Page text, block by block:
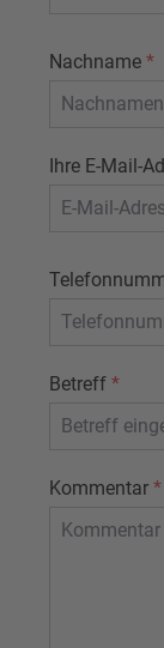
Nachname *
Ihre E-Mail-
Betreff *
Kommentar *